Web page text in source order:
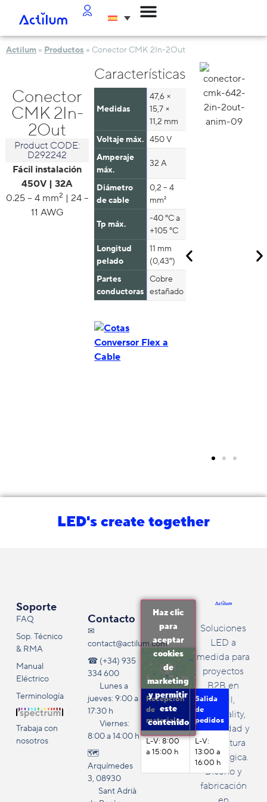
Actilum » Productos » Conector CMK 2In-2Out
Características
Medidas
47,6 ×
15,7 ×
11,2 mm
Voltaje máx. 450 V
Amperaje
máx.
32 A
Diámetro
de cable
0,2 – 4
mm²
Tp máx.
-40 ºC a
+105 ºC
Longitud
pelado
11 mm
(0,43″)
Partes
conductoras
Cobre
estañado
Conector
CMK 2In-
2Out
Product CODE:
D292242
Fácil instalación
450V | 32A
0.25 – 4 mm2 | 24 –
11 AWG
LED's create together
Soluciones
LED a
medida para
proyectos
B2B en
retail,
hospitality,
publicidad y
agricultura
tecnológica.
Diseño y
fabricación
Soporte
FAQ
Sop. Técnico
& RMA
Manual
Eléctrico
Terminología
Trabaja con
nosotros
Contacto
✉
contact@actilum.com
☎ (+34) 935
334 600
Lunes a
jueves: 9:00 a
17:30 h
Viernes:
8:00 a 14:00 h
🗺️
Arquímedes
3, 08930
Sant Adrià
Haz clic
para
aceptar
cookies
de
marketing
y permitir
este
contenido
Recepción
de
materiales
Salida
de
pedidos
L-V: 8:00
a 15:00 h
L-V:
13:00 a
16:00 h